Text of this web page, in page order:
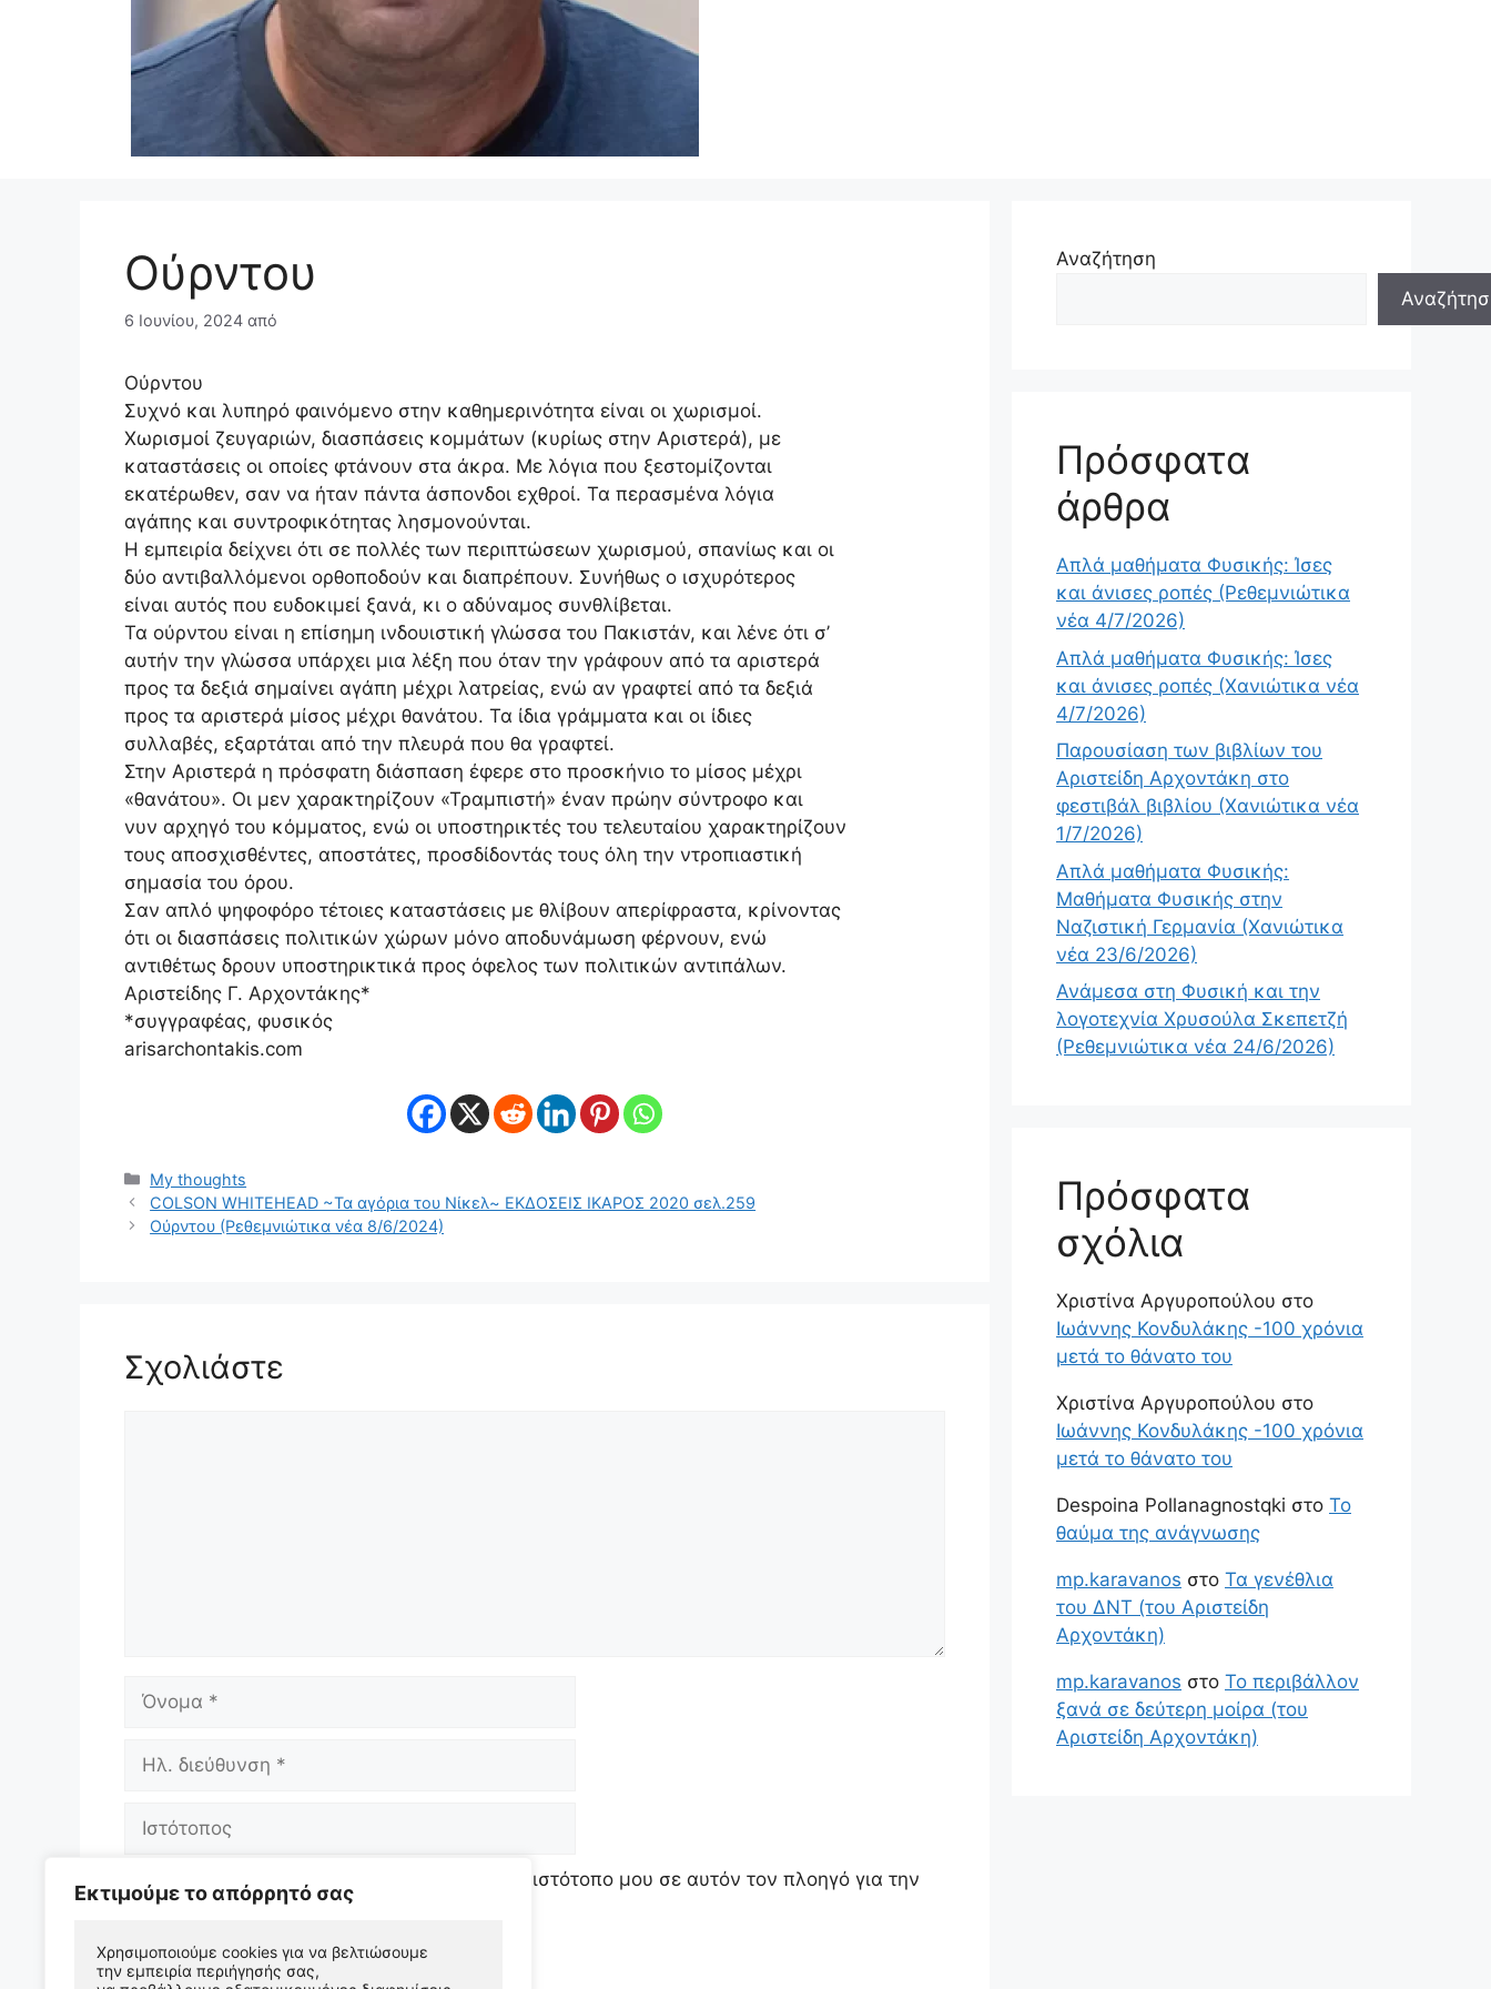
Εκτιμούμε το απόρρητό σας
Χρησιμοποιούμε cookies για να βελτιώσουμε
την εμπειρία περιήγησής σας,
Ούρντου
6 Ιουνίου, 2024 από
Ούρντου
Συχνό και λυπηρό φαινόμενο στην καθημερινότητα είναι οι χωρισμοί.
Χωρισμοί ζευγαριών, διασπάσεις κομμάτων (κυρίως στην Αριστερά), με
καταστάσεις οι οποίες φτάνουν στα άκρα. Με λόγια που ξεστομίζονται
εκατέρωθεν, σαν να ήταν πάντα άσπονδοι εχθροί. Τα περασμένα λόγια
αγάπης και συντροφικότητας λησμονούνται.
Η εμπειρία δείχνει ότι σε πολλές των περιπτώσεων χωρισμού, σπανίως και οι
δύο αντιβαλλόμενοι ορθοποδούν και διαπρέπουν. Συνήθως ο ισχυρότερος
είναι αυτός που ευδοκιμεί ξανά, κι ο αδύναμος συνθλίβεται.
Τα ούρντου είναι η επίσημη ινδουιστική γλώσσα του Πακιστάν, και λένε ότι σ’
αυτήν την γλώσσα υπάρχει μια λέξη που όταν την γράφουν από τα αριστερά
προς τα δεξιά σημαίνει αγάπη μέχρι λατρείας, ενώ αν γραφτεί από τα δεξιά
προς τα αριστερά μίσος μέχρι θανάτου. Τα ίδια γράμματα και οι ίδιες
συλλαβές, εξαρτάται από την πλευρά που θα γραφτεί.
Στην Αριστερά η πρόσφατη διάσπαση έφερε στο προσκήνιο το μίσος μέχρι
«θανάτου». Οι μεν χαρακτηρίζουν «Τραμπιστή» έναν πρώην σύντροφο και
νυν αρχηγό του κόμματος, ενώ οι υποστηρικτές του τελευταίου χαρακτηρίζουν
τους αποσχισθέντες, αποστάτες, προσδίδοντάς τους όλη την ντροπιαστική
σημασία του όρου.
Σαν απλό ψηφοφόρο τέτοιες καταστάσεις με θλίβουν απερίφραστα, κρίνοντας
ότι οι διασπάσεις πολιτικών χώρων μόνο αποδυνάμωση φέρνουν, ενώ
αντιθέτως δρουν υποστηρικτικά προς όφελος των πολιτικών αντιπάλων.
Αριστείδης Γ. Αρχοντάκης*
*συγγραφέας, φυσικός
arisarchontakis.com
Κατηγορίες
My thoughts
COLSON WHITEHEAD ~Τα αγόρια του Νίκελ~ ΕΚΔΟΣΕΙΣ ΙΚΑΡΟΣ 2020 σελ.259
Ούρντου (Ρεθεμνιώτικα νέα 8/6/2024)
Σχολιάστε
διεύθυνση
Αποθήκευσε το όνομά μου, email, και τον ιστότοπο μου σε αυτόν τον πλοηγό για την
επόμενη φορά που θα σχολιάσω.
Αναζήτηση
Πρόσφατα
άρθρα
Απλά μαθήματα Φυσικής: Ίσες
και άνισες ροπές (Ρεθεμνιώτικα
νέα 4/7/2026)
Απλά μαθήματα Φυσικής: Ίσες
και άνισες ροπές (Χανιώτικα νέα
4/7/2026)
Παρουσίαση των βιβλίων του
Αριστείδη Αρχοντάκη στο
φεστιβάλ βιβλίου (Χανιώτικα νέα
1/7/2026)
Απλά μαθήματα Φυσικής:
Μαθήματα Φυσικής στην
Ναζιστική Γερμανία (Χανιώτικα
νέα 23/6/2026)
Ανάμεσα στη Φυσική και την
λογοτεχνία Χρυσούλα Σκεπετζή
(Ρεθεμνιώτικα νέα 24/6/2026)
Πρόσφατα
σχόλια
Χριστίνα Αργυροπούλου στο
Ιωάννης Κονδυλάκης -100 χρόνια
μετά το θάνατο του
Χριστίνα Αργυροπούλου στο
Ιωάννης Κονδυλάκης -100 χρόνια
μετά το θάνατο του
Despoina Pollanagnostqki στο Το
θαύμα της ανάγνωσης
mp.karavanos στο Τα γενέθλια
του ΔΝΤ (του Αριστείδη
Αρχοντάκη)
mp.karavanos στο Το περιβάλλον
ξανά σε δεύτερη μοίρα (του
Αριστείδη Αρχοντάκη)